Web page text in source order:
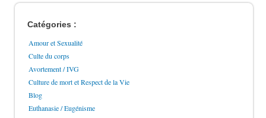
Catégories :
Amour et Sexualité
Culte du corps
Avortement / IVG
Culture de mort et Respect de la Vie
Blog
Euthanasie / Eugénisme